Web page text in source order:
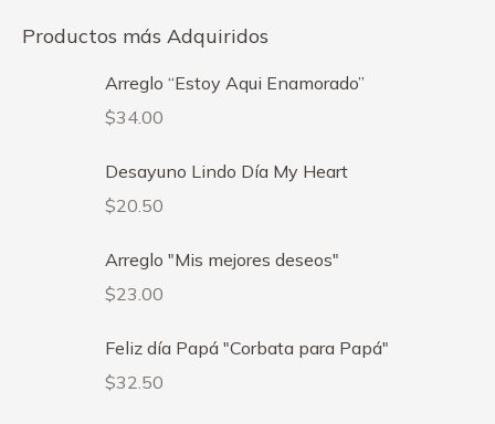
Productos más Adquiridos
Arreglo “Estoy Aqui Enamorado”
$34.00
Desayuno Lindo Día My Heart
$20.50
Arreglo "Mis mejores deseos"
$23.00
Feliz día Papá "Corbata para Papá"
$32.50